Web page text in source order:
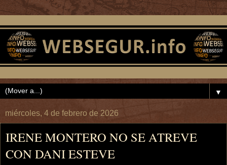
▼
miércoles, 4 de febrero de 2026
IRENE MONTERO NO SE ATREVE
CON DANI ESTEVE